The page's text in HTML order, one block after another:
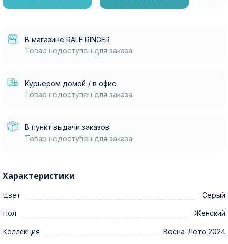
В магазине RALF RINGER
Товар недоступен для заказа
Курьером домой / в офис
Товар недоступен для заказа
В пункт выдачи заказов
Товар недоступен для заказа
Характеристики
Цвет Серый
Пол Женский
Коллекция Весна-Лето 2024